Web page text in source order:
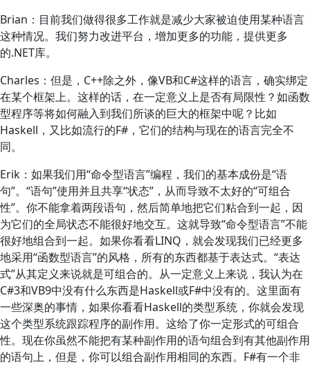
Brian：目前我们做得很多工作就是减少大家被迫使用某种语言
这种情况。我们努力改进平台，增加更多的功能，提供更多
的.NET库。
Charles：但是，C++除之外，像VB和C#这样的语言，确实绑定
在某个框架上。这样的话，在一定意义上是否有局限性？如函数
型程序等将如何融入到我们所谈的巨大的框架中呢？比如
Haskell，又比如流行的F#，它们的结构与现在的语言完全不
同。
Erik：如果我们用“命令型语言”编程，我们的基本成份是“语
句”。“语句”使用并且共享“状态”，从而导致不太好的“可组合
性”。你不能拿着两段语句，然后简单地把它们粘合到一起，因
为它们的全局状态不能很好地交互。这就导致“命令型语言”不能
很好地组合到一起。如果你看看LINQ，就会发现我们已经更多
地采用“函数型语言”的风格，所有的东西都基于表达式。“表达
式”从其定义来说就是可组合的。从一定意义上来说，我认为在
C#3和VB9中没有什么东西是Haskell或F#中没有的。这里面有
一些深奥的事情，如果你看看Haskell的类型系统，你就会发现
这个类型系统跟踪程序的副作用。这给了你一定形式的可组合
性。现在你虽然不能把有某种副作用的语句组合到有其他副作用
的语句上，但是，你可以组合副作用相同的东西。F#有一个非